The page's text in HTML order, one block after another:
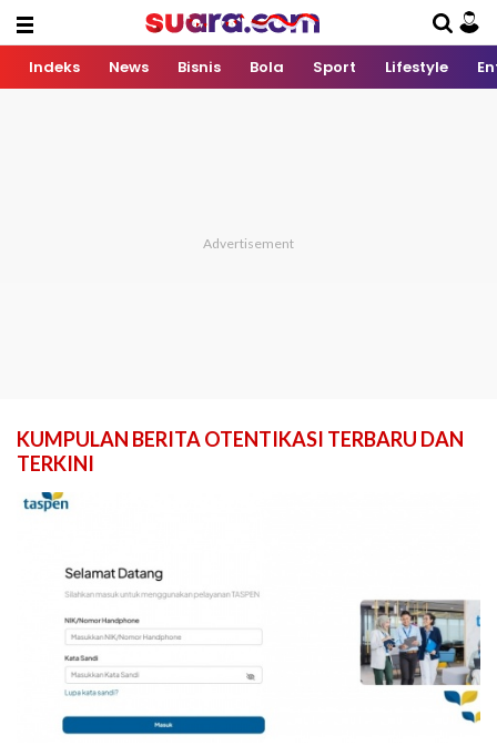
Indeks News Bisnis Bola Sport Lifestyle
KUMPULAN BERITA OTENTIKASI TERBARU DAN
TERKINI